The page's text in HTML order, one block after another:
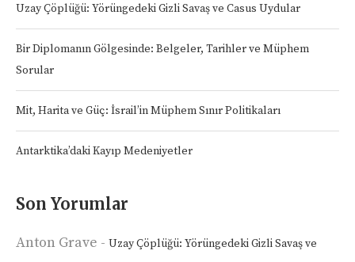
Uzay Çöplüğü: Yörüngedeki Gizli Savaş ve Casus Uydular
Bir Diplomanın Gölgesinde: Belgeler, Tarihler ve Müphem
Sorular
Mit, Harita ve Güç: İsrail’in Müphem Sınır Politikaları
Antarktika’daki Kayıp Medeniyetler
Son Yorumlar
Anton Grave - Uzay Çöplüğü: Yörüngedeki Gizli Savaş ve